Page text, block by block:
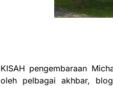
KISAH pengembaraan
oleh pelbagai akhbar,